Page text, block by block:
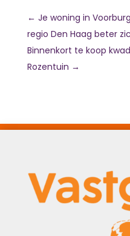
← Je woning in
regio Den Haag beter
Binnenkort te koop
Rozentuin →